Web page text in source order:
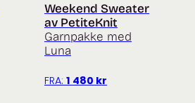
Weekend Sweater
av PetiteKnit
Garnpakke med
Luna
FRA: 1 480 kr